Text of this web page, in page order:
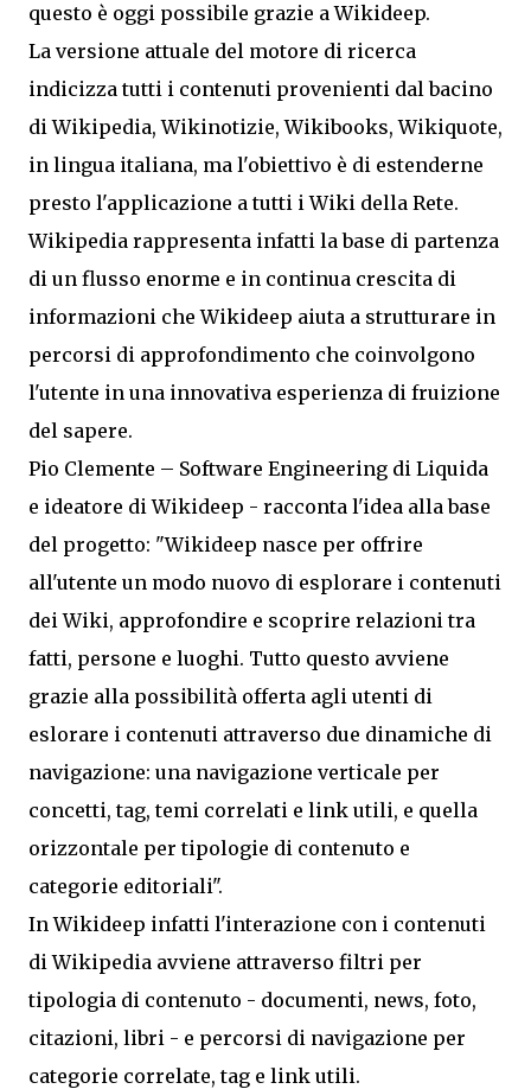
questo è oggi possibile grazie a Wikideep.
La versione attuale del motore di ricerca
indicizza tutti i contenuti provenienti dal bacino
di Wikipedia, Wikinotizie, Wikibooks, Wikiquote,
in lingua italiana, ma l'obiettivo è di estenderne
presto l'applicazione a tutti i Wiki della Rete.
Wikipedia rappresenta infatti la base di partenza
di un flusso enorme e in continua crescita di
informazioni che Wikideep aiuta a strutturare in
percorsi di approfondimento che coinvolgono
l'utente in una innovativa esperienza di fruizione
del sapere.
Pio Clemente – Software Engineering di Liquida
e ideatore di Wikideep - racconta l'idea alla base
del progetto: "Wikideep nasce per offrire
all'utente un modo nuovo di esplorare i contenuti
dei Wiki, approfondire e scoprire relazioni tra
fatti, persone e luoghi. Tutto questo avviene
grazie alla possibilità offerta agli utenti di
eslorare i contenuti attraverso due dinamiche di
navigazione: una navigazione verticale per
concetti, tag, temi correlati e link utili, e quella
orizzontale per tipologie di contenuto e
categorie editoriali".
In Wikideep infatti l'interazione con i contenuti
di Wikipedia avviene attraverso filtri per
tipologia di contenuto - documenti, news, foto,
citazioni, libri - e percorsi di navigazione per
categorie correlate, tag e link utili.